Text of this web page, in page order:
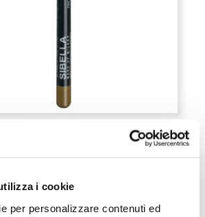
i cookie
per personalizzare contenuti ed
(0)